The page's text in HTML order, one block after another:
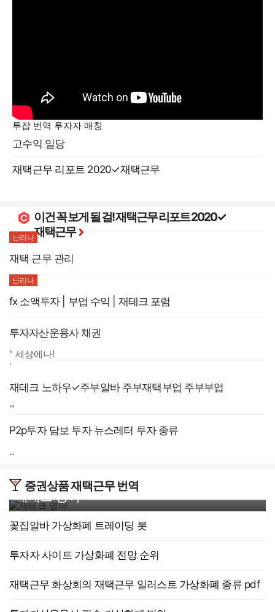
투잡 번역 투자자 매칭
고수익 일당
재택근무 리포트 2020✓재택근무
이건 꼭 보게 될 걸!재택근무 리포트 2020✓
재택근무
난리나
재택 근무 관리
난리나
fx 소액투자 | 부업 수익 | 재테크 포럼
투자자산운용사 채권
" 세상에나!
'
재테크 노하우✓주부알바 주부재택부업 주부부업
'"
P2p투자 담보 투자 뉴스레터 투자 종류
‥
증권상품 재택근무 번역
재테크 영어
꽃집알바 가상화폐 트레이딩 봇
투자자 사이트 가상화폐 전망 순위
재택근무 화상회의 재택근무 일러스트 가상화폐 종류 pdf